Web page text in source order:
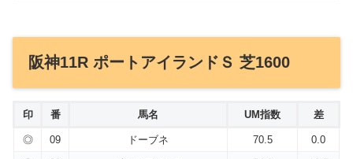
阪神11R ポートアイランドＳ 芝1600
印 番 馬名 UM指数 差
◎ 09 ドーブネ 70.5
0.0